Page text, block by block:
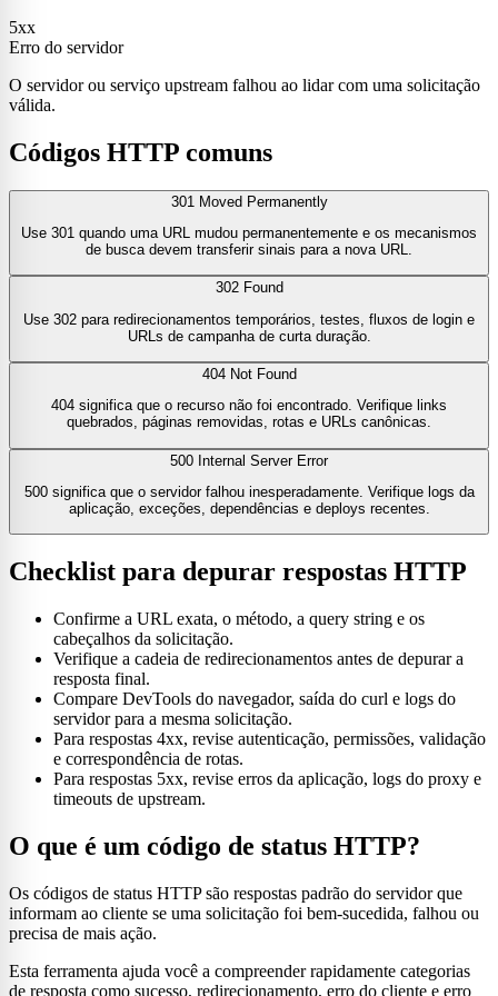
5xx
Erro do servidor
O servidor ou serviço upstream falhou ao lidar com uma solicitação
válida.
Códigos HTTP comuns
301 Moved Permanently
Use 301 quando uma URL mudou permanentemente e os mecanismos
de busca devem transferir sinais para a nova URL.
302 Found
Use 302 para redirecionamentos temporários, testes, fluxos de login e
URLs de campanha de curta duração.
404 Not Found
404 significa que o recurso não foi encontrado. Verifique links
quebrados, páginas removidas, rotas e URLs canônicas.
500 Internal Server Error
500 significa que o servidor falhou inesperadamente. Verifique logs da
aplicação, exceções, dependências e deploys recentes.
Checklist para depurar respostas HTTP
Confirme a URL exata, o método, a query string e os
cabeçalhos da solicitação.
Verifique a cadeia de redirecionamentos antes de depurar a
resposta final.
Compare DevTools do navegador, saída do curl e logs do
servidor para a mesma solicitação.
Para respostas 4xx, revise autenticação, permissões, validação
e correspondência de rotas.
Para respostas 5xx, revise erros da aplicação, logs do proxy e
timeouts de upstream.
O que é um código de status HTTP?
Os códigos de status HTTP são respostas padrão do servidor que
informam ao cliente se uma solicitação foi bem-sucedida, falhou ou
precisa de mais ação.
Esta ferramenta ajuda você a compreender rapidamente categorias
de resposta como sucesso, redirecionamento, erro do cliente e erro